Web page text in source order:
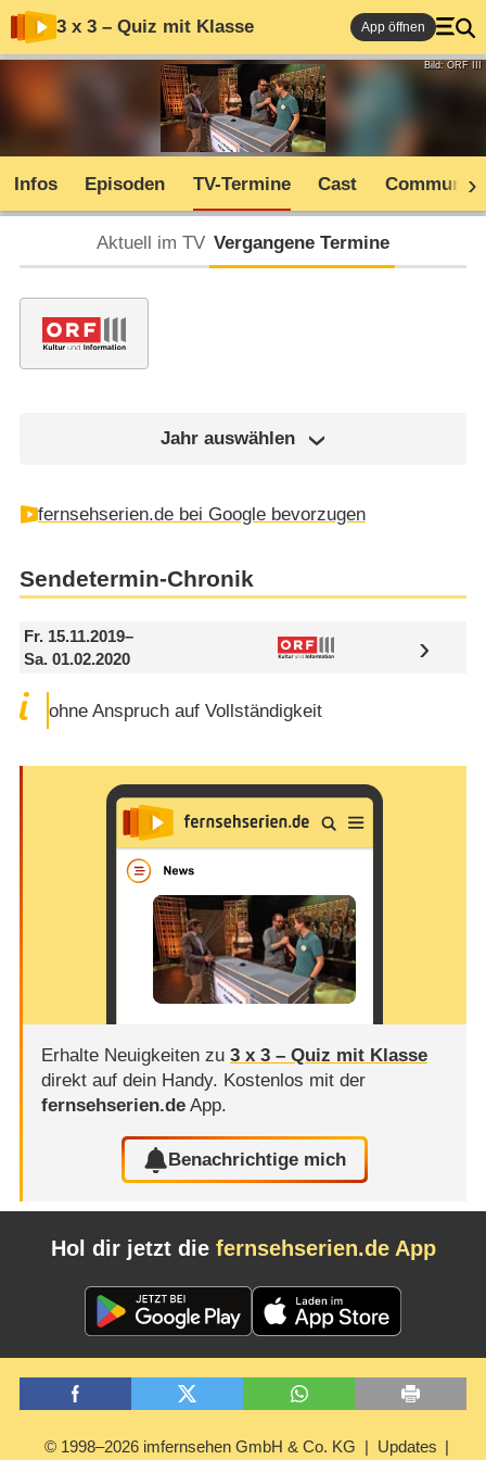
3 x 3 – Quiz mit Klasse App öffnen
Bild: ORF III
Infos Episoden TV-Termine Cast Community
Aktuell im TV Vergangene Termine
Jahr auswählen
fernsehserien.de bei Google bevorzugen
Sendetermin-Chronik
Fr. 15.11.2019–
Sa. 01.02.2020
ohne Anspruch auf Vollständigkeit
Erhalte Neuigkeiten zu 3 x 3 – Quiz mit Klasse
direkt auf dein Handy. Kostenlos mit der
fernsehserien.deApp.
Benachrichtige mich
Hol dir jetzt die fernsehserien.de App
© 1998–2026 imfernsehen GmbH & Co. KG Updates